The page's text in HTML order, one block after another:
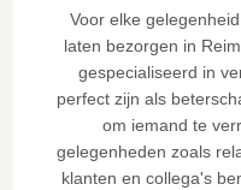
Voor elke
laten bezorgen in
gespecialiseerd in
perfect zijn als
om iemand te
gelegenheden zoals
klanten en collega's